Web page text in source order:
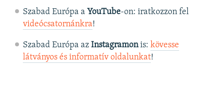
Szabad Európa a YouTube-on: iratkozzon fel
videócsatornánkra!
Szabad Európa az Instagramonis: kövesse
látványos és informatív oldalunkat! ​